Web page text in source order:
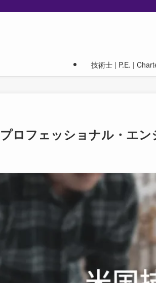
技術士 | P.E. |
ロフェッショナル・エ